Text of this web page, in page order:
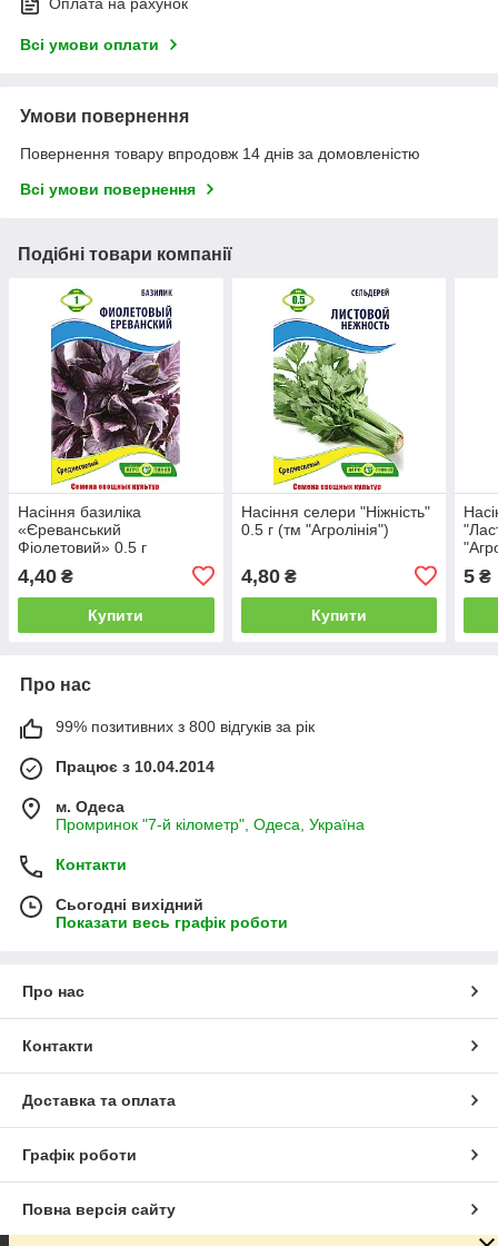
Оплата на рахунок
Всі умови оплати
Умови повернення
Повернення товару впродовж 14 днів за домовленістю
Всі умови повернення
Подібні товари компанії
Насіння базиліка
«Єреванський
Фіолетовий» 0.5 г
4,40 ₴
Купити
Насіння селери "Ніжність"
0.5 г (тм "Агролінія")
4,80₴
Купити
5 ₴
Про нас
99% позитивних з 800 відгуків за рік
Працює з 10.04.2014
м. Одеса
Промринок "7-й кілометр", Одеса, Україна
Контакти
Сьогодні вихідний
Показати весь графік роботи
Про нас
Контакти
Доставка та оплата
Графік роботи
Повна версія сайту